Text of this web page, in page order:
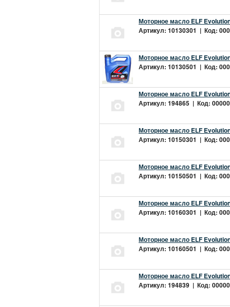
Моторное масло ELF
Артикул: 10130301 | Код:
Моторное масло ELF
Артикул: 10130501 | Код:
Моторное масло ELF
Артикул: 194865 | Код:
Моторное масло ELF
Артикул: 10150301 | Код:
Моторное масло ELF
Артикул: 10150501 | Код:
Моторное масло ELF
Артикул: 10160301 | Код:
Моторное масло ELF
Артикул: 10160501 | Код:
Моторное масло ELF
Артикул: 194839 | Код: